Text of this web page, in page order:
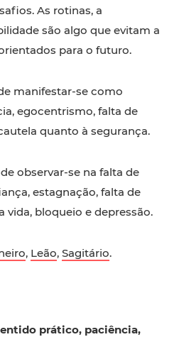
As rotinas, a
são algo que evitam a
para o futuro.
manifestar-se como
egocentrismo, falta de
quanto à segurança.
observar-se na falta de
estagnação, falta de
vida, bloqueio e depressão.
, Leão, Sagitário.
prático, paciência,